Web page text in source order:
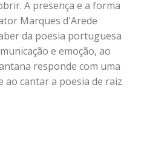
A presença e a forma
Marques d'Arede
da poesia portuguesa
e emoção, ao
responde com uma
ao cantar a poesia de raiz